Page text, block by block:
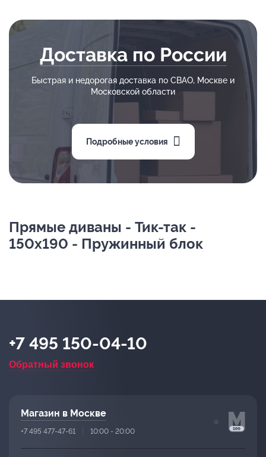
Доставка по России
Быстрая и недорогая доставка по СВАО, Москве и
Московской области
Подробные условия
Прямые диваны - Тик-так -
150х190 - Пружинный блок
+7 495 150-04-10
Обратный звонок
Магазин в Москве
+7 495 477-47-61 10:00 - 20:00